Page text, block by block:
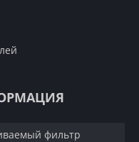
фильтр